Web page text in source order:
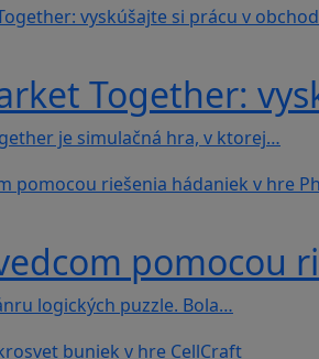
Together:
je simulačná hra, v ktorej…
pomocou
logických puzzle. Bola…